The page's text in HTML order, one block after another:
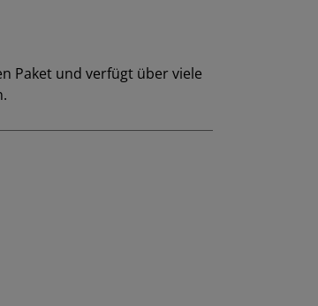
Paket und verfügt über viele